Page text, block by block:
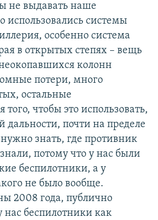
не выдавать наше
использовались системы
особенно система
в открытых степях – вещь
колонн
потери, много
остальные
чтобы это использовать,
дальности, почти на пределе
знать, где противник
потому что у нас были
беспилотники, а у
не было вообще.
2008 года, публично
нас беспилотники как